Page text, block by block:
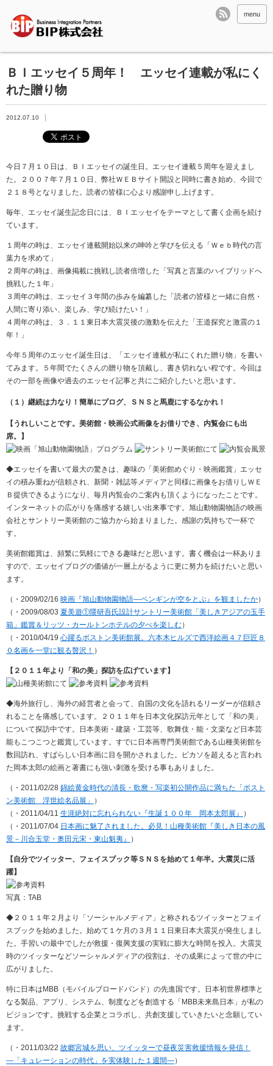
menu
ＢＩエッセイ５周年！ エッセイ連載が私にく
れた贈り物
2012.07.10
今日７月１０日は、ＢＩエッセイの誕生日。エッセイ連載５周年を迎えまし
た。２００７年７月１０日、弊社ＷＥＢサイト開設と同時に書き始め、今回で
２１８号となりました。読者の皆様に心より感謝申し上げます。
毎年、エッセイ誕生記念日には、ＢＩエッセイをテーマとして書く企画を続け
ています。
１周年の時は、エッセイ連載開始以来の呻吟と学びを伝える「Ｗｅｂ時代の言
葉力を求めて」
２周年の時は、画像掲載に挑戦し読者倍増した「写真と言葉のハイブリッドへ
挑戦した１年」
３周年の時は、エッセイ３年間の歩みを編纂した「読者の皆様と一緒に自然・
人間に寄り添い、楽しみ、学び続けたい！」
４周年の時は、３．１１東日本大震災後の激動を伝えた「王道探究と激震の１
年！」
今年５周年のエッセイ誕生日は、「エッセイ連載が私にくれた贈り物」を書い
てみます。５年間でたくさんの贈り物を頂戴し、書き切れない程です。今回は
その一部を画像や過去のエッセイ記事と共にご紹介したいと思います。
（１）継続は力なり！簡単にブログ、ＳＮＳと馬鹿にするなかれ！
【うれしいことです。美術館・映画公式画像をお借りでき、内覧会にも出
席。】
◆エッセイを書いて最大の驚きは、趣味の「美術館めぐり・映画鑑賞」エッセ
イの積み重ねが信頼され、新聞・雑誌等メディアと同様に画像をお借りしＷＥ
Ｂ提供できるようになり、毎月内覧会のご案内も頂くようになったことです。
インターネットの広がりを痛感する嬉しい出来事です。旭山動物園物語の映画
会社とサントリー美術館のご協力から始まりました。感謝の気持ちで一杯で
す。
美術館鑑賞は、頻繁に気軽にできる趣味だと思います。書く機会は一杯ありま
すので、エッセイブログの価値が一層上がるように更に努力を続けたいと思い
ます。
（・2009/02/16 映画『旭山動物園物語―ペンギンが空をとぶ』を観ましたか）
（・2009/08/03 夏美遊①隈研吾氏設計サントリー美術館「美しきアジアの玉手
箱」鑑賞＆リッツ・カールトンホテルの夕べを楽しむ）
（・2010/04/19 心躍るボストン美術館展。六本木ヒルズで西洋絵画４７巨匠８
０名画を一堂に観る贅沢！ ）
【２０１１年より「和の美」探訪を広げています】
◆海外旅行し、海外の経営者と会って、自国の文化を語れるリーダーが信頼さ
れることを痛感しています。２０１１年を日本文化探訪元年として「和の美」
について探訪中です。日本美術・建築・工芸等、歌舞伎・能・文楽など日本芸
能もこつこつと鑑賞しています。すでに日本画専門美術館である山種美術館を
数回訪れ、すばらしい日本画に目を開かされました。ピカソを超えると言われ
た岡本太郎の絵画と著書にも強い刺激を受ける事もありました。
（・2011/02/28 錦絵黄金時代の清長・歌麿・写楽初公開作品に満ちた「ボスト
ン美術館 浮世絵名品展」
）
（・2011/04/11 生涯絶対に忘れられない『生誕１００年 岡本太郎展』
）
（・2011/07/04 日本画に魅了されました。必見！山種美術館『美しき日本の風
景－川合玉堂・奥田元宋・東山魁夷』
）
【自分でツイッター、フェイスブック等ＳＮＳを始めて１年半。大震災に活
躍】
写真：TAB
◆２０１１年２月より「ソーシャルメディア」と称されるツイッターとフェイ
スブックを始めました。始めて１ケ月の３月１１日東日本大震災が発生しまし
た。手習いの最中でしたが救援・復興支援の実戦に膨大な時間を投入。大震災
時のツイッターなどソーシャルメディアの役割は、その成果によって世の中に
広がりました。
特に日本はMBB（モバイルブロードバンド）の先進国です。日本初世界標準と
なる製品、アプリ、システム、制度などを創造する「MBB未来島日本」が私の
ビジョンです。挑戦する企業とコラボし、共創支援していきたいと念願してい
ます。
（・2011/03/22 故郷宮城を思い、ツイッターで昼夜災害救援情報を発信！
―「キュレーションの時代」を実体験した１週間―）